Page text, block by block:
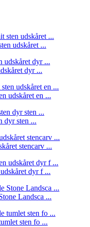
udskåret ...
dyr ...
udskåret en ...
dyr sten ...
stencarv ...
dyr f ...
Landsca ...
sten fo ...